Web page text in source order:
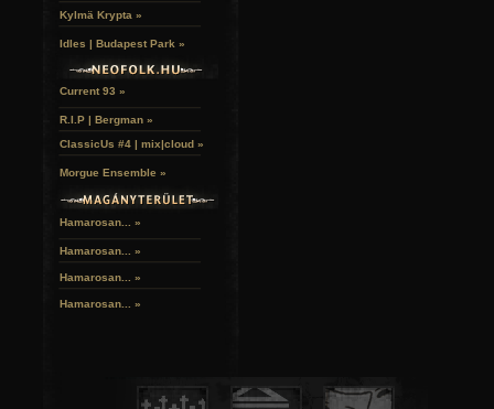
Kylmä Krypta »
Idles | Budapest Park »
Current 93 »
R.I.P | Bergman »
ClassicUs #4 | mix|cloud »
Morgue Ensemble »
Hamarosan... »
Hamarosan... »
Hamarosan... »
Hamarosan... »